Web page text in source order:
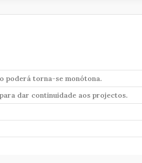
poderá torna-se monótona.
dar continuidade aos projectos.